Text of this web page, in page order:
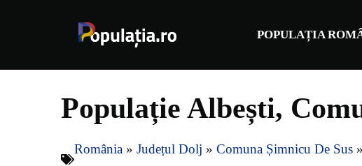
POPULAȚIA
Populație Albești,
România » Județul Dolj » Comuna Șimnicu De Sus »